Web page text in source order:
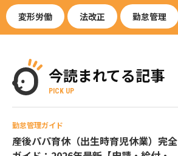
変形労働 法改正 勤怠管理
今読まれてる記事
PICK UP
勤怠管理ガイド
産後パパ育休（出生時育児休業）完全